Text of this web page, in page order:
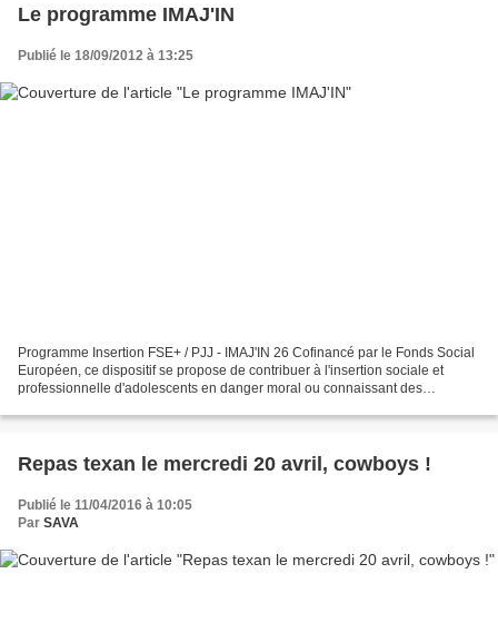
Le programme IMAJ'IN
Publié le 18/09/2012 à 13:25
Programme Insertion FSE+ / PJJ - IMAJ'IN 26 Cofinancé par le Fonds Social
Européen, ce dispositif se propose de contribuer à l'insertion sociale et
professionnelle d'adolescents en danger moral ou connaissant des
Repas texan le mercredi 20 avril, cowboys !
Publié le 11/04/2016 à 10:05
Par SAVA